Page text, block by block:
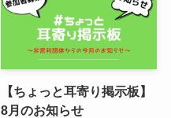
【ちょっと耳寄り掲示板】
8月のお知らせ